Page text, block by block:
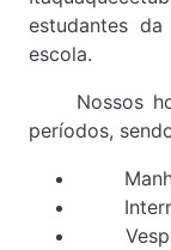
estudantes
escola.
Nossos
períodos,